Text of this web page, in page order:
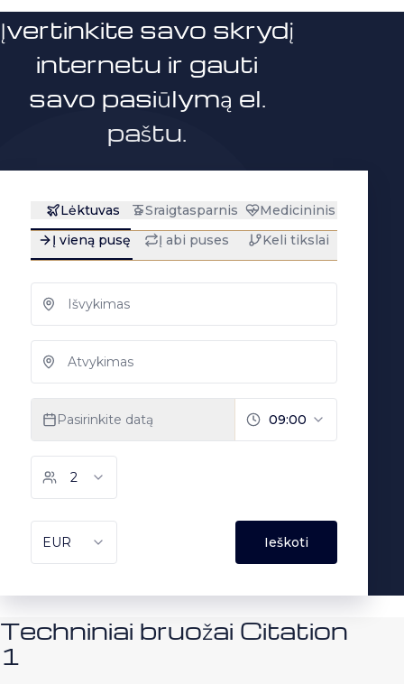
Įvertinkite savo skrydį
internetu ir gauti
savo pasiūlymą el.
paštu.
Techniniai bruožai Citation
1